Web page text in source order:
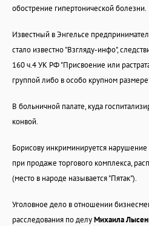
обострение гипертонической болезни.
Известный в Энгельсе
стало известно "Взгляду-инфо",
160 ч.4 УК РФ "Присвоение или
группой либо в особо крупном
В больничной палате, куда
конвой.
Борисову инкриминируется нарушение
при продаже торгового комплекса,
(место в народе называется "Пятак").
Уголовное дело в отношении
расследования по делуМихаила